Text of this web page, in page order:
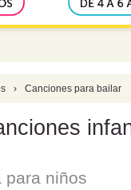
› Canciones para bailar
para niños